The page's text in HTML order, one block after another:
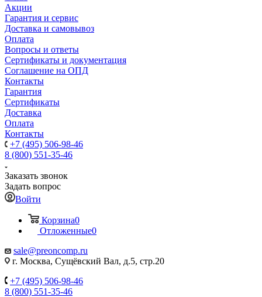
Акции
Гарантия и сервис
Доставка и самовывоз
Оплата
Вопросы и ответы
Сертификаты и документация
Соглашение на ОПД
Контакты
Гарантия
Сертификаты
Доставка
Оплата
Контакты
+7 (495) 506-98-46
8 (800) 551-35-46
Заказать звонок
Задать вопрос
Войти
Корзина0
Отложенные0
sale@preoncomp.ru
г. Москва, Сущёвский Вал, д.5, стр.20
+7 (495) 506-98-46
8 (800) 551-35-46